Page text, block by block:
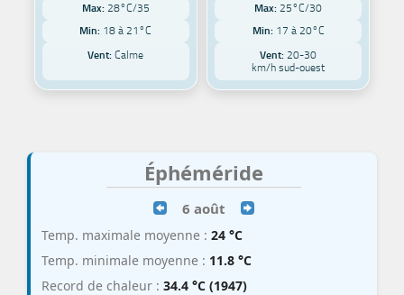
Max: 28°C/35
Min: 18 à 21°C
Vent: Calme
Max: 25°C/30
Min: 17 à 20°C
Vent: 20-30
km/h sud-ouest
Éphéméride
6 août
Temp. maximale moyenne : 24 °C
Temp. minimale moyenne : 11.8 °C
Record de chaleur : 34.4 °C (1947)